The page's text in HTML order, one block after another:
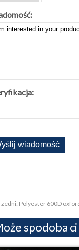
Polyester 600D
spodoba